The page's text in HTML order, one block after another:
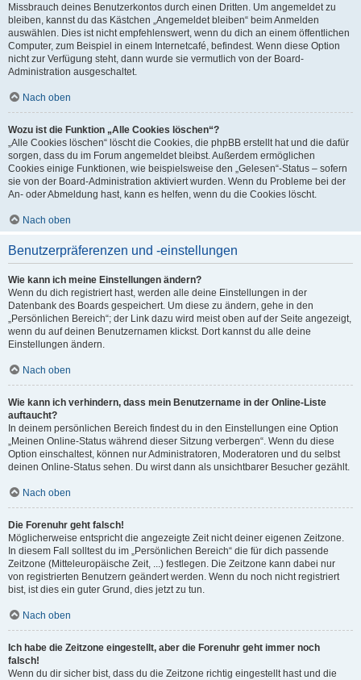
Missbrauch deines Benutzerkontos durch einen Dritten. Um angemeldet zu
bleiben, kannst du das Kästchen „Angemeldet bleiben“ beim Anmelden
auswählen. Dies ist nicht empfehlenswert, wenn du dich an einem öffentlichen
Computer, zum Beispiel in einem Internetcafé, befindest. Wenn diese Option
nicht zur Verfügung steht, dann wurde sie vermutlich von der Board-
Administration ausgeschaltet.
Nach oben
Wozu ist die Funktion „Alle Cookies löschen“?
„Alle Cookies löschen“ löscht die Cookies, die phpBB erstellt hat und die dafür
sorgen, dass du im Forum angemeldet bleibst. Außerdem ermöglichen
Cookies einige Funktionen, wie beispielsweise den „Gelesen“-Status – sofern
sie von der Board-Administration aktiviert wurden. Wenn du Probleme bei der
An- oder Abmeldung hast, kann es helfen, wenn du die Cookies löscht.
Nach oben
Benutzerpräferenzen und -einstellungen
Wie kann ich meine Einstellungen ändern?
Wenn du dich registriert hast, werden alle deine Einstellungen in der
Datenbank des Boards gespeichert. Um diese zu ändern, gehe in den
„Persönlichen Bereich“; der Link dazu wird meist oben auf der Seite angezeigt,
wenn du auf deinen Benutzernamen klickst. Dort kannst du alle deine
Einstellungen ändern.
Nach oben
Wie kann ich verhindern, dass mein Benutzername in der Online-Liste
auftaucht?
In deinem persönlichen Bereich findest du in den Einstellungen eine Option
„Meinen Online-Status während dieser Sitzung verbergen“. Wenn du diese
Option einschaltest, können nur Administratoren, Moderatoren und du selbst
deinen Online-Status sehen. Du wirst dann als unsichtbarer Besucher gezählt.
Nach oben
Die Forenuhr geht falsch!
Möglicherweise entspricht die angezeigte Zeit nicht deiner eigenen Zeitzone.
In diesem Fall solltest du im „Persönlichen Bereich“ die für dich passende
Zeitzone (Mitteleuropäische Zeit, ...) festlegen. Die Zeitzone kann dabei nur
von registrierten Benutzern geändert werden. Wenn du noch nicht registriert
bist, ist dies ein guter Grund, dies jetzt zu tun.
Nach oben
Ich habe die Zeitzone eingestellt, aber die Forenuhr geht immer noch
falsch!
Wenn du dir sicher bist, dass du die Zeitzone richtig eingestellt hast und die